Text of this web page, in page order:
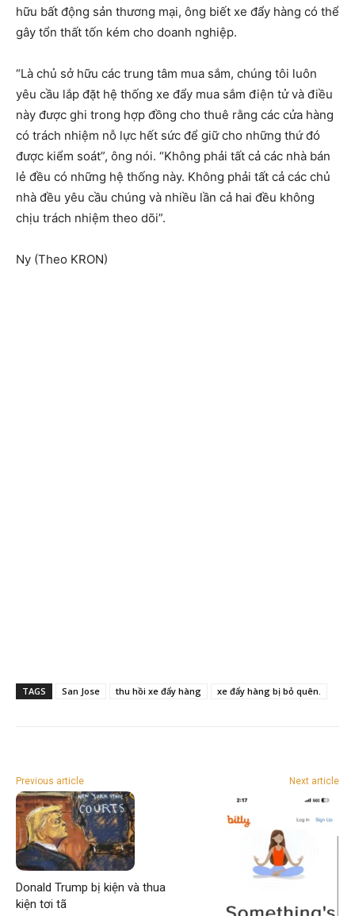
hữu bất động sản thương mại, ông biết xe đẩy hàng có thể
gây tổn thất tốn kém cho doanh nghiệp.
“Là chủ sở hữu các trung tâm mua sắm, chúng tôi luôn
yêu cầu lắp đặt hệ thống xe đẩy mua sắm điện tử và điều
này được ghi trong hợp đồng cho thuê rằng các cửa hàng
có trách nhiệm nỗ lực hết sức để giữ cho những thứ đó
được kiểm soát”, ông nói. “Không phải tất cả các nhà bán
lẻ đều có những hệ thống này. Không phải tất cả các chủ
nhà đều yêu cầu chúng và nhiều lần cả hai đều không
chịu trách nhiệm theo dõi”.
Ny (Theo KRON)
TAGS San Jose thu hồi xe đẩy hàng xe đẩy hàng bị bỏ quên.
Previous article
Donald Trump bị kiện và thua
kiện tơi tã
Next article